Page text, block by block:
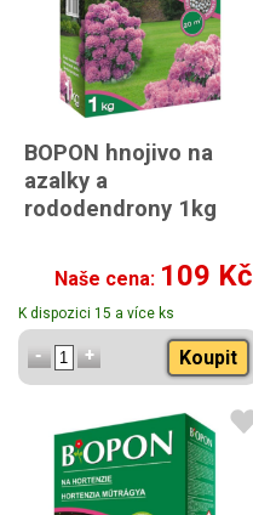
BOPON hnojivo na
azalky a
rododendrony 1kg
Naše cena: 109 Kč
K dispozici 15 a více ks
Koupit